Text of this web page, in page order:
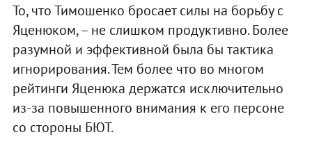
То, что Тимошенко бросает силы на борьбу с
Яценюком, – не слишком продуктивно. Более
разумной и эффективной была бы тактика
игнорирования. Тем более что во многом
рейтинги Яценюка держатся исключительно
из-за повышенного внимания к его персоне
со стороны БЮТ.